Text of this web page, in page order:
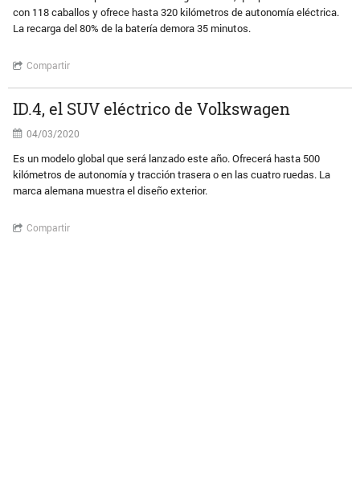
con 118 caballos y ofrece hasta 320 kilómetros de autonomía eléctrica.
La recarga del 80% de la batería demora 35 minutos.
Compartir
ID.4, el SUV eléctrico de Volkswagen
04/03/2020
Es un modelo global que será lanzado este año. Ofrecerá hasta 500
kilómetros de autonomía y tracción trasera o en las cuatro ruedas. La
marca alemana muestra el diseño exterior.
Compartir